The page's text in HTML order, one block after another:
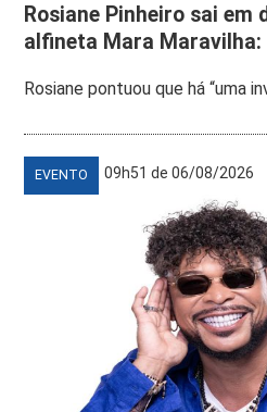
Rosiane Pinheiro sai em
alfineta Mara Maravilha:
Rosiane pontuou que há “uma
EVENTO 09h51 de 06/08/2026